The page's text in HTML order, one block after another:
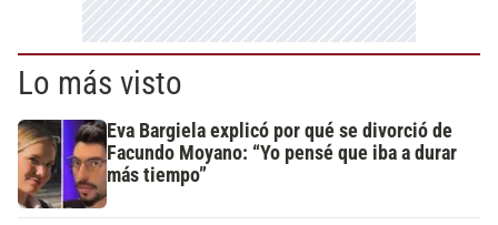
Lo más visto
Eva Bargiela explicó por qué se divorció de
Facundo Moyano: “Yo pensé que iba a durar
más tiempo”